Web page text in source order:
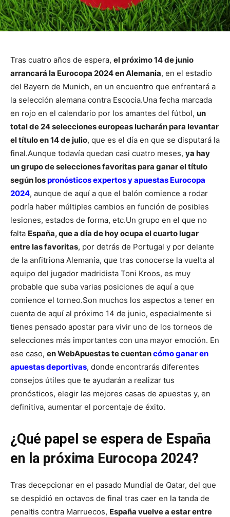
Tras cuatro años de espera, el próximo 14 de junio
arrancará la Eurocopa 2024 en Alemania, en el estadio
del Bayern de Munich, en un encuentro que enfrentará a
la selección alemana contra Escocia.Una fecha marcada
en rojo en el calendario por los amantes del fútbol, un
total de 24 selecciones europeas lucharán para levantar
el título en 14 de julio, que es el día en que se disputará la
final.Aunque todavía quedan casi cuatro meses, ya hay
un grupo de selecciones favoritas para ganar el título
según lospronósticos expertos y apuestas Eurocopa
2024, aunque de aquí a que el balón comience a rodar
podría haber múltiples cambios en función de posibles
lesiones, estados de forma, etc.Un grupo en el que no
falta España, que a día de hoy ocupa el cuarto lugar
entre las favoritas, por detrás de Portugal y por delante
de la anfitriona Alemania, que tras conocerse la vuelta al
equipo del jugador madridista Toni Kroos, es muy
probable que suba varias posiciones de aquí a que
comience el torneo.Son muchos los aspectos a tener en
cuenta de aquí al próximo 14 de junio, especialmente si
tienes pensado apostar para vivir uno de los torneos de
selecciones más importantes con una mayor emoción. En
ese caso, en WebApuestas te cuentancómo ganar en
apuestas deportivas, donde encontrarás diferentes
consejos útiles que te ayudarán a realizar tus
pronósticos, elegir las mejores casas de apuestas y, en
definitiva, aumentar el porcentaje de éxito.
¿Qué papel se espera de España
en la próxima Eurocopa 2024?
Tras decepcionar en el pasado Mundial de Qatar, del que
se despidió en octavos de final tras caer en la tanda de
penaltis contra Marruecos, España vuelve a estar entre